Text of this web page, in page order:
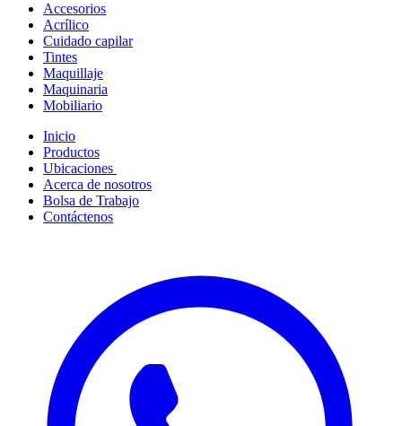
Accesorios
Acrílico
Cuidado capilar
Tintes
Maquillaje
Maquinaria
Mobiliario
Inicio
Productos
Ubicaciones
Acerca de nosotros
Bolsa de Trabajo
Contáctenos